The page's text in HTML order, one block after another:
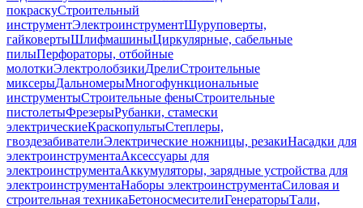
покраскуСтроительный
инструментЭлектроинструментШуруповерты,
гайковертыШлифмашиныЦиркулярные, сабельные
пилыПерфораторы, отбойные
молоткиЭлектролобзикиДрелиСтроительные
миксерыДальномерыМногофункциональные
инструментыСтроительные феныСтроительные
пистолетыФрезерыРубанки, стамески
электрическиеКраскопультыСтеплеры,
гвоздезабивателиЭлектрические ножницы, резакиНасадки для
электроинструментаАксессуары для
электроинструментаАккумуляторы, зарядные устройства для
электроинструментаНаборы электроинструментаСиловая и
строительная техникаБетоносмесителиГенераторыТали,